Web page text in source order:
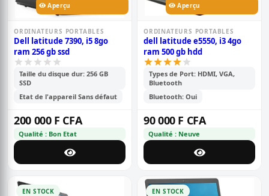
Aperçu
ORDINATEURS PORTABLES
Dell latitude 7390, i5 8go
ram 256 gb ssd
Taille du disque dur: 256 GB
SSD
Etat de l'appareil Sans défaut
200 000 F CFA
Qualité : Bon Etat
Aperçu
ORDINATEURS PORTABLES
dell latitude e5550, i3 4go
ram 500 gb hdd
Types de Port: HDMI, VGA,
Bluetooth
Bluetooth: Oui
90 000 F CFA
Qualité : Neuve
EN STOCK EN STOCK